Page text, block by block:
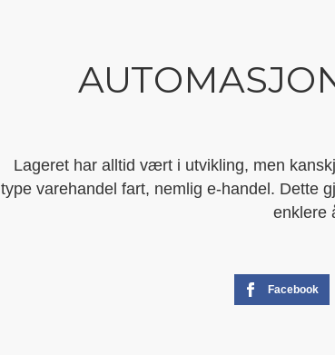
Lageret har alltid vært i utvikling, men
type varehandel fart, nemlig e-handel. Dette
enklere
Facebook